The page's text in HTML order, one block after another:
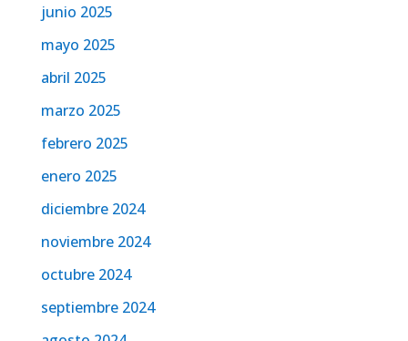
junio 2025
mayo 2025
abril 2025
marzo 2025
febrero 2025
enero 2025
diciembre 2024
noviembre 2024
octubre 2024
septiembre 2024